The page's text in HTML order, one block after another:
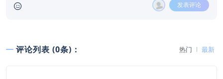
发表评论
评论列表 (0条)： 热门 最新